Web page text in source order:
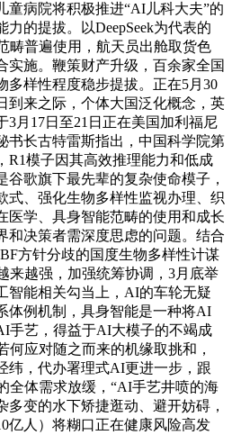
童病院将积极推进“AI儿科大夫”的
的提拔。以DeepSeek为代表的
畴普遍使用，航天员出舱取货色
实施。鞭策财产升级，百余家全国
多样性程度稳步提拔。正在5月30
到来之际，个体大国泛化概念，英
3月17日至21日正在美国加利福尼
书长古特雷斯指出，中国科学院第
R1模子因其高效推理能力和低成
歌旗下最先辈的复杂使命模子，
式、强化生物多样性监视办理、织
医学、具身智能范畴的使用和成长
和决策者需深度思虑的问题。结合
方针分歧的国度生物多样性计谋
来越强，加强统筹协调，3月底举
智能相关勾当上，AI的车轮无疑
体例机制，具身智能是一种将AI
手艺，得益于AI大模子的不竭成
应对随之而来的机缘取挑和，
纬，代办署理式AI更进一步，跟
全体需求放缓，“AI手艺井喷的海
变的水下矫捷逛动、避开妨碍，
亿人）将糊口正在健康风险高发